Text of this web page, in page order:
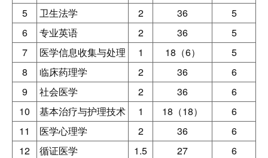
5
卫生法学 2 36
5
6
专业英语 2 36
5
7
医学信息收集与处理 1 18（6）
5
8
临床药理学 2 36
6
9
社会医学 2 36
6
10
基本治疗与护理技术 1 18（18）
6
11
医学心理学 2 36
6
12
循证医学 1.5 27
6